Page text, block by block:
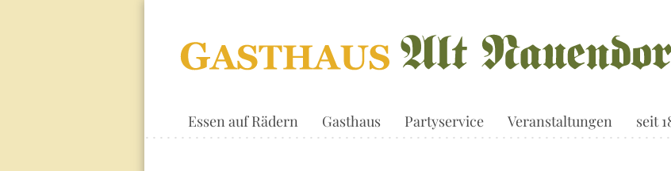
Essen auf Rädern Gasthaus Partyservice Veranstaltungen seit